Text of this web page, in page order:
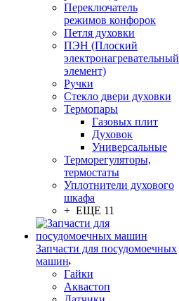
Переключатель
режимов конфорок
Петля духовки
ПЭН (Плоский
электронагревательный
элемент)
Ручки
Стекло двери духовки
Термопары
Газовых плит
Духовок
Универсальные
Терморегуляторы,
термостаты
Уплотнители духового
шкафа
+ ЕЩЕ 11
Запчасти для посудомоечных
машин
Гайки
Аквастоп